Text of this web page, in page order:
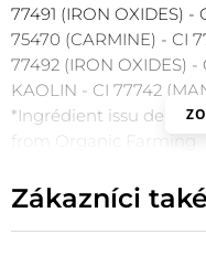
77491 (IRON OXIDES) -
75470 (CARMINE) - CI
77492 (IRON OXIDES)
KAOLIN - CI 77742
*Ingrédient issu de
from Organic Farming
Zákazníci